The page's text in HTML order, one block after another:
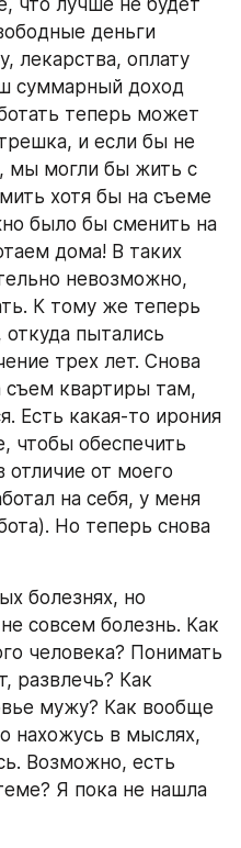
деньги
лекарства, оплату
суммарный доход
теперь может
и если бы не
мы могли бы жить с
хотя бы на съеме
было бы сменить на
дома! В таких
невозможно,
К тому же теперь
пытались
трех лет. Снова
съем квартиры там,
Есть какая-то ирония
чтобы обеспечить
от моего
на себя, у меня
Но теперь снова
болезнях, но
совсем болезнь. Как
человека? Понимать
развлечь? Как
мужу? Как вообще
нахожусь в мыслях,
Возможно, есть
Я пока не нашла